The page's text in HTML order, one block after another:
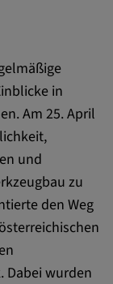
in
Am 25. April
und
zu
den Weg
Dabei wurden